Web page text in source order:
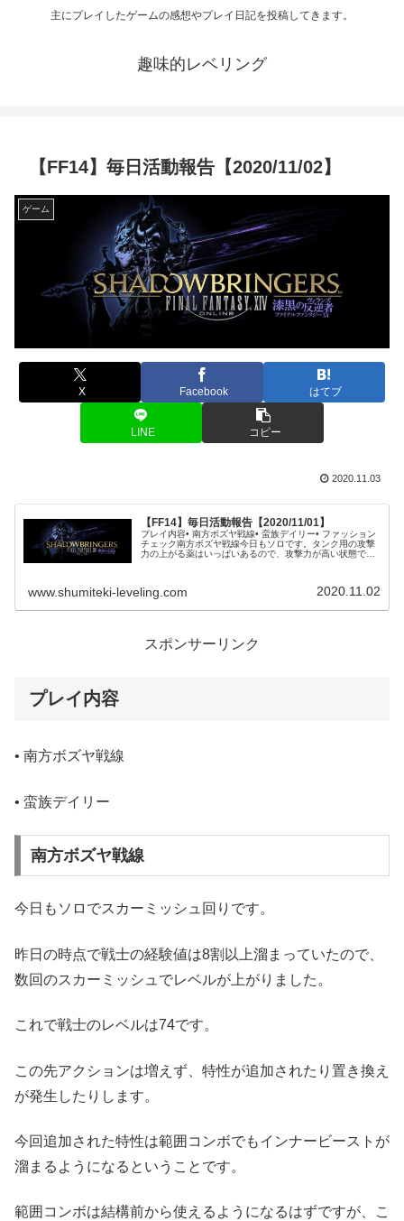
主にプレイしたゲームの感想やプレイ日記を投稿してきます。
趣味的レベリング
【FF14】毎日活動報告【2020/11/02】
ゲーム
X Facebook はてブ
LINE コピー
2020.11.03
【FF14】毎日活動報告【2020/11/01】
プレイ内容• 南方ボズヤ戦線• 蛮族デイリー• ファッション
チェック南方ボズヤ戦線今日もソロです。タンク用の攻撃
力の上がる薬はいっぱいあるので、攻撃力が高い状態で戦
www.shumiteki-leveling.com 2020.11.02
スポンサーリンク
プレイ内容
• 南方ボズヤ戦線
• 蛮族デイリー
南方ボズヤ戦線
今日もソロでスカーミッシュ回りです。
昨日の時点で戦士の経験値は8割以上溜まっていたので、
数回のスカーミッシュでレベルが上がりました。
これで戦士のレベルは74です。
この先アクションは増えず、特性が追加されたり置き換え
が発生したりします。
今回追加された特性は範囲コンボでもインナービーストが
溜まるようになるということです。
範囲コンボは結構前から使えるようになるはずですが、こ